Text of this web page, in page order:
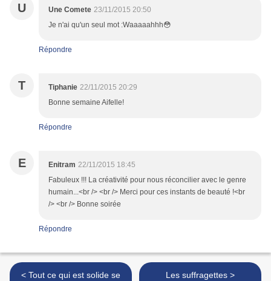
U Une Comete 23/11/2015 20:50
Je n'ai qu'un seul mot :Waaaaahhh😳
Répondre
T Tiphanie 22/11/2015 20:29
Bonne semaine Aifelle!
Répondre
E Enitram 22/11/2015 18:45
Fabuleux !!! La créativité pour nous réconcilier avec le genre
humain...<br /> <br /> Merci pour ces instants de beauté !<br
/> <br /> Bonne soirée
Répondre
< Tout ce qui est solide se
Les suffragettes >